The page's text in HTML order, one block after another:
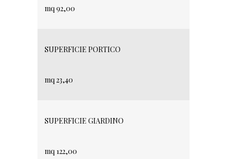
mq 92,00
SUPERFICIE PORTICO
mq 23,40
SUPERFICIE GIARDINO
mq 122,00